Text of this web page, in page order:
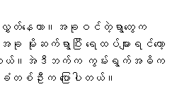
ေ လွှတ်နေတာ။အခုဝင်တဲ့ရွာတွေက
းဆက်ရွာပြီး ရေထပ်များရင်တော့
ျားတယ်။အဲဒီဘက်က ကွမ်းရွက်အဓိက
တစ်ဦးက ပြောပါတယ်။